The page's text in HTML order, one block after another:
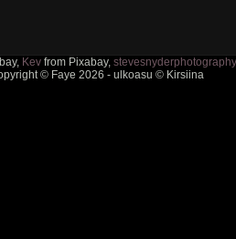
Kev from Pixabay, stevesnyderphotography
© Faye 2026 - ulkoasu © Kirsiina